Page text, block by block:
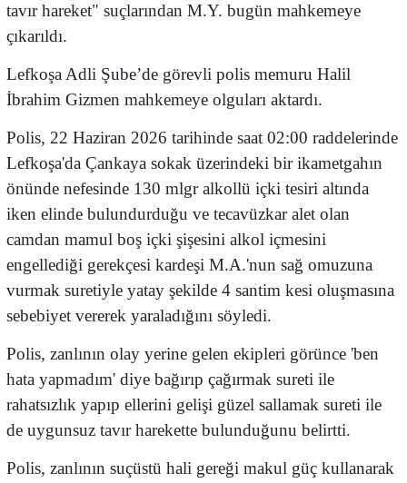
tavır hareket" suçlarından M.Y. bugün mahkemeye
çıkarıldı.
Lefkoşa Adli Şube’de görevli polis memuru Halil
İbrahim Gizmen mahkemeye olguları aktardı.
Polis, 22 Haziran 2026 tarihinde saat 02:00 raddelerinde
Lefkoşa'da Çankaya sokak üzerindeki bir ikametgahın
önünde nefesinde 130 mlgr alkollü içki tesiri altında
iken elinde bulundurduğu ve tecavüzkar alet olan
camdan mamul boş içki şişesini alkol içmesini
engellediği gerekçesi kardeşi M.A.'nun sağ omuzuna
vurmak suretiyle yatay şekilde 4 santim kesi oluşmasına
sebebiyet vererek yaraladığını söyledi.
Polis, zanlının olay yerine gelen ekipleri görünce 'ben
hata yapmadım' diye bağırıp çağırmak sureti ile
rahatsızlık yapıp ellerini gelişi güzel sallamak sureti ile
de uygunsuz tavır harekette bulunduğunu belirtti.
Polis, zanlının suçüstü hali gereği makul güç kullanarak